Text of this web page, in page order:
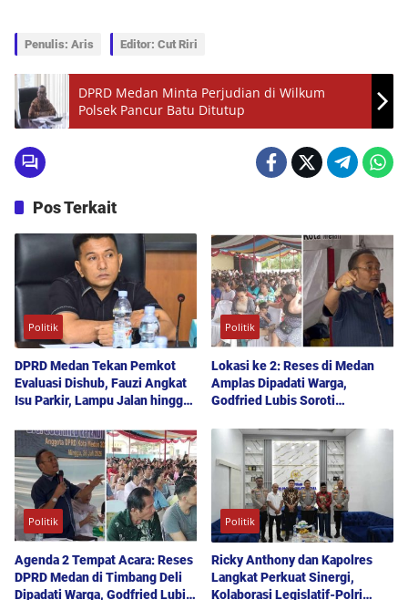
Penulis: Aris Editor: Cut Riri
DPRD Medan Minta Perjudian di Wilkum
Polsek Pancur Batu Ditutup
Pos Terkait
Politik
DPRD Medan Tekan Pemkot
Evaluasi Dishub, Fauzi Angkat
Isu Parkir, Lampu Jalan hingga
Politik
Lokasi ke 2: Reses di Medan
Amplas Dipadati Warga,
Godfried Lubis Soroti
hingga Penyerapan Aspirasi
Publik
Politik
Agenda 2 Tempat Acara: Reses
DPRD Medan di Timbang Deli
Dipadati Warga, Godfried Lubis
Politik
Ricky Anthony dan Kapolres
Langkat Perkuat Sinergi,
Kolaborasi Legislatif-Polri